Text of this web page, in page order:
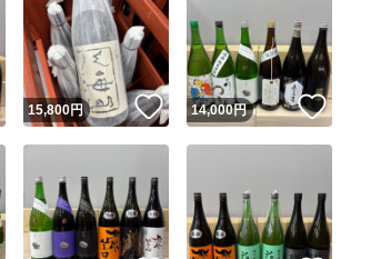
いいね！
15,800円 いいね！
14,000円 いいね！